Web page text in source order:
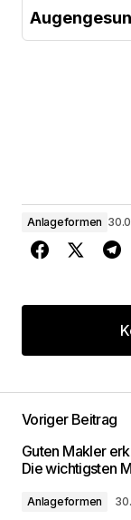
Anlageformen
Deine E-
markiert
Voriger Beitrag
Guten Makler
Die wichtigsten
Anlageformen